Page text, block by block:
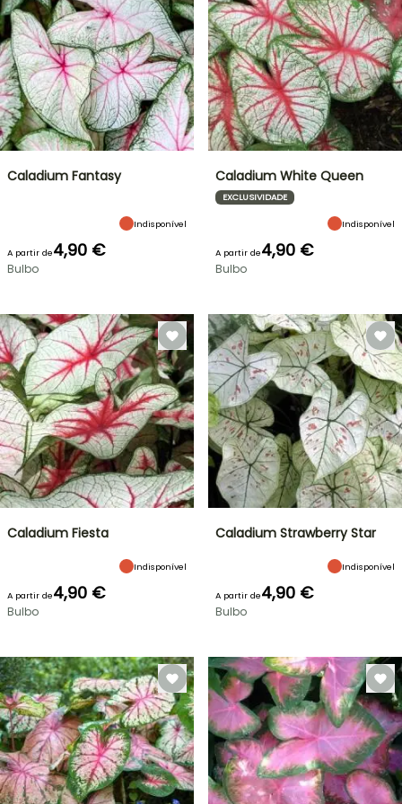
VENDAS
RELÂMPAGO
ATÉ
30%
DE
DESCONTO
BULBOS
DE
PRIMAVERA
NOVIDADES
DA
Caladium Fantasy
Indisponível
A partir de4,90 €
Bulbo
Caladium White Queen
EXCLUSIVIDADE
Indisponível
A partir de4,90 €
Bulbo
Caladium Fiesta
Indisponível
A partir de4,90 €
Bulbo
Caladium Strawberry Star
Indisponível
A partir de4,90 €
Bulbo